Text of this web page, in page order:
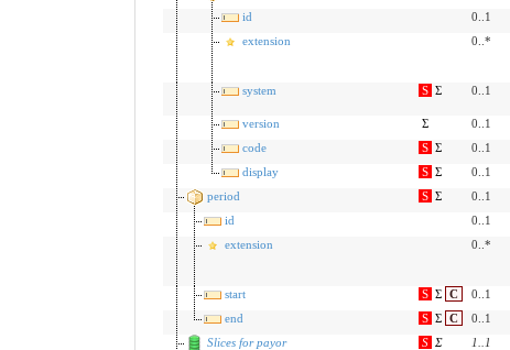
id
0..1
extension
0..*
system
S Σ 0..1
version
Σ 0..1
code
S Σ 0..1
display
S Σ 0..1
period
S Σ 0..1
id
0..1
extension
0..*
start
S Σ C 0..1
end
S Σ C 0..1
Slices for payor
S Σ 1 1